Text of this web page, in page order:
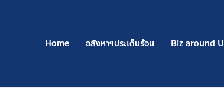
Home อสังหาฯประเด็นร้อน Biz around U